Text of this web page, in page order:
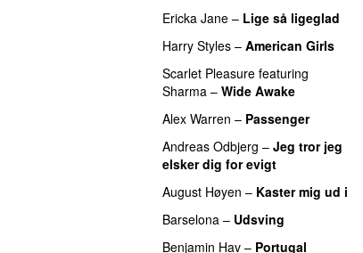
Ericka Jane – Lige så ligeglad
Harry Styles – American Girls
Scarlet Pleasure featuring
Sharma – Wide Awake
Alex Warren – Passenger
Andreas Odbjerg – Jeg tror jeg
elsker dig for evigt
August Høyen – Kaster mig ud i
Barselona – Udsving
Benjamin Hav – Portugal